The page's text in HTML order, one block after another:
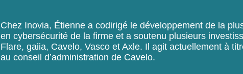
Chez Inovia, Étienne a codirigé le développement de la
en cybersécurité de la firme et a soutenu plusieurs
Flare, gaiia, Cavelo, Vasco et Axle. Il agit actuellement à
au conseil d’administration de Cavelo.